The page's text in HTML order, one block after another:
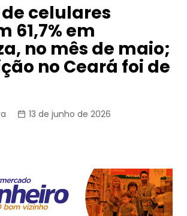
de celulares
61,7% em
no mês de maio;
no Ceará foi de
13 de junho de 2026